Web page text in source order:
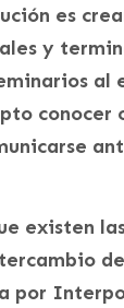
es
y
al
conocer
existen
por